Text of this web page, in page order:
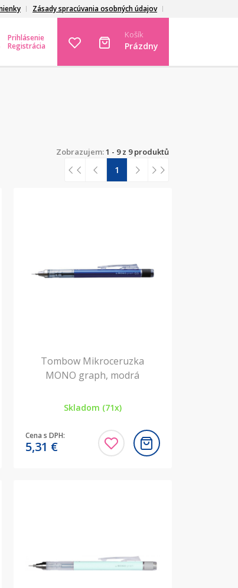
Zásady spracúvania osobných údajov
Prihlásenie
Registrácia
Košík
Prázdny
Zobrazujem:1 - 9 z 9 produktů
1
Tombow Mikroceruzka
MONO graph, modrá
Skladom (71x)
Cena s DPH:
5,31 €